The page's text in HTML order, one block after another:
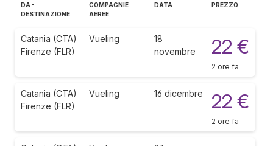
DA -
DESTINAZIONE
COMPAGNIE
AEREE
DATA PREZZO
Catania (CTA)
Firenze (FLR)
Vueling
18
novembre
22 €
2 ore fa
Catania (CTA)
Firenze (FLR)
Vueling 16 dicembre 22 €
2 ore fa